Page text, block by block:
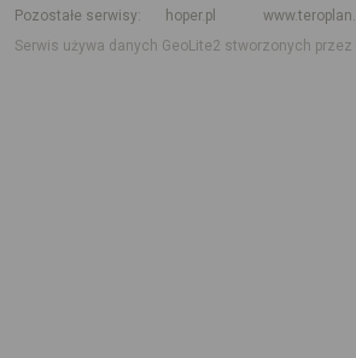
Pozostałe serwisy
hoper.pl
Serwis używa danych GeoLite2 stworzonych